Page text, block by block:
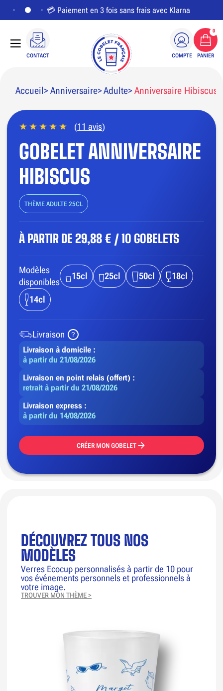
💳 Paiement en 3 fois sans frais avec Klarna
CONTACT COMPTE PANIER
0
Accueil Anniversaire Adulte Anniversaire Hibiscus
(11 avis)
GOBELET ANNIVERSAIRE
HIBISCUS
THÈME ADULTE 25CL
À PARTIR DE 29,88 € / 10 GOBELETS
Modèles
disponibles
15cl 25cl 50cl 18cl
14cl
Livraison
Livraison à domicile :
à partir du 21/08/2026
Livraison en point relais (offert) :
retrait à partir du 21/08/2026
Livraison express :
à partir du 14/08/2026
CRÉER MON GOBELET
DÉCOUVREZ TOUS NOS
MODÈLES
Verres Ecocup personnalisés à partir de 10 pour
vos événements personnels et professionnels à
votre image.
TROUVER MON THÈME >